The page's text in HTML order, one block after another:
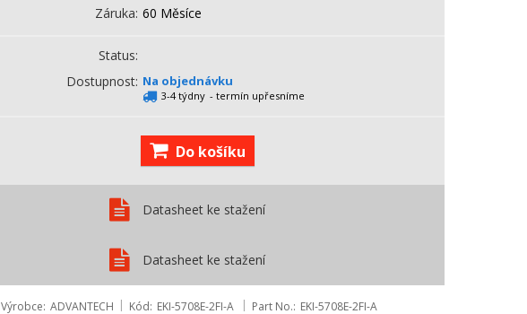
Záruka 60 Měsíce
Status
Dostupnost Na objednávku
3-4 týdny - termín upřesníme
Do košíku
Datasheet ke stažení
Datasheet ke stažení
Výrobce ADVANTECH Kód EKI-5708E-2FI-A Part No. EKI-5708E-2FI-A